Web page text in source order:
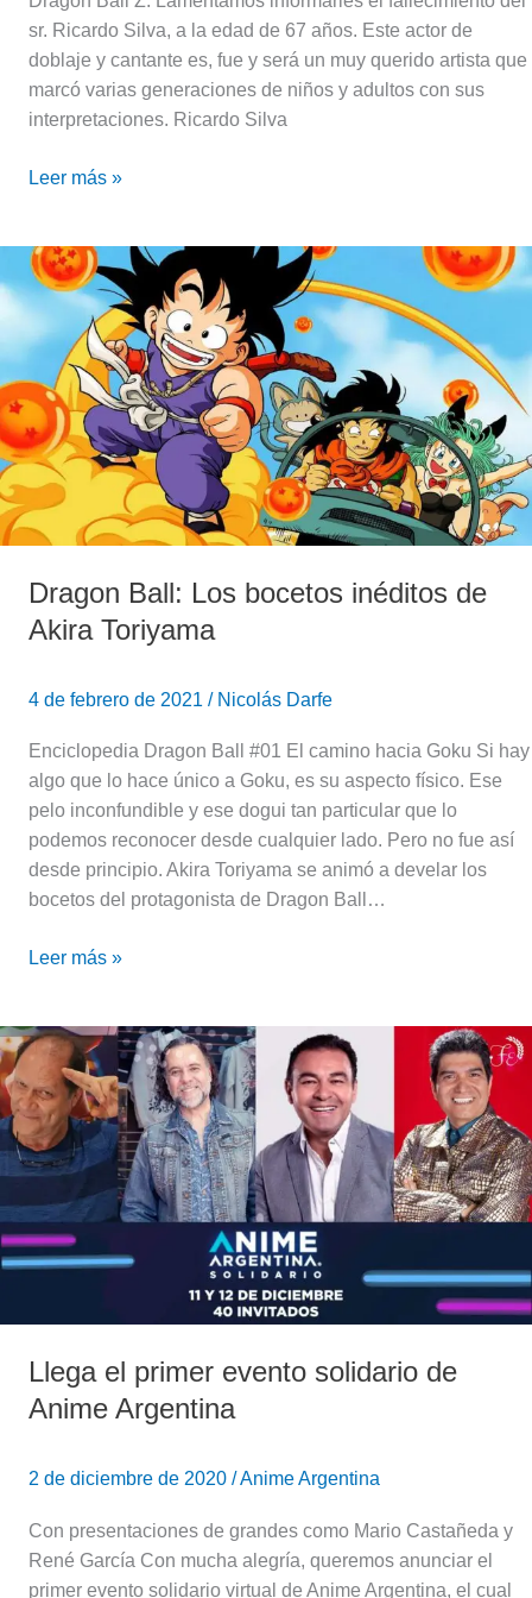
sr. Ricardo Silva, a la edad de 67 años. Este actor de
doblaje y cantante es, fue y será un muy querido artista que
marcó varias generaciones de niños y adultos con sus
interpretaciones. Ricardo Silva
Leer más »
Dragon Ball: Los bocetos inéditos de
Akira Toriyama
4 de febrero de 2021 / Nicolás Darfe
Enciclopedia Dragon Ball #01 El camino hacia Goku Si hay
algo que lo hace único a Goku, es su aspecto físico. Ese
pelo inconfundible y ese dogui tan particular que lo
podemos reconocer desde cualquier lado. Pero no fue así
desde principio. Akira Toriyama se animó a develar los
bocetos del protagonista de Dragon Ball…
Dragon
Ball:
bocetos
inéditos
de
Akira
Toriyama
Leer más »
Llega el primer evento solidario de
Anime Argentina
2 de diciembre de 2020 /Anime Argentina
Con presentaciones de grandes como Mario Castañeda y
René García Con mucha alegría, queremos anunciar el
primer evento solidario virtual de Anime Argentina, el cual
Llega
primer
evento
solidario
Anime
Argentina